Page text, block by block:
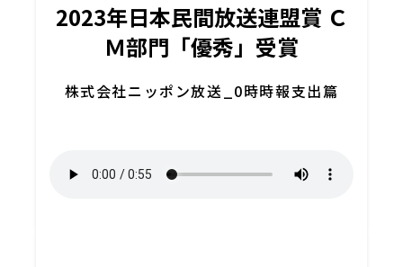
2023年日本民間放送連盟賞 Ｃ
Ｍ部門「優秀」受賞
株式会社ニッポン放送_0時時報支出篇